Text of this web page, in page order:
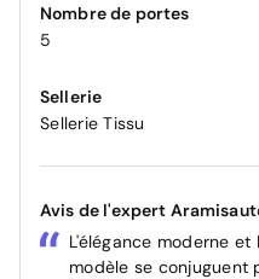
Nombre de portes
5
Sellerie
Sellerie Tissu
Avis de l'expert
L'élégance moderne
modèle se conjuguent